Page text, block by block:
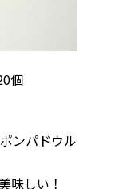
個
ンパドウル
味しい！